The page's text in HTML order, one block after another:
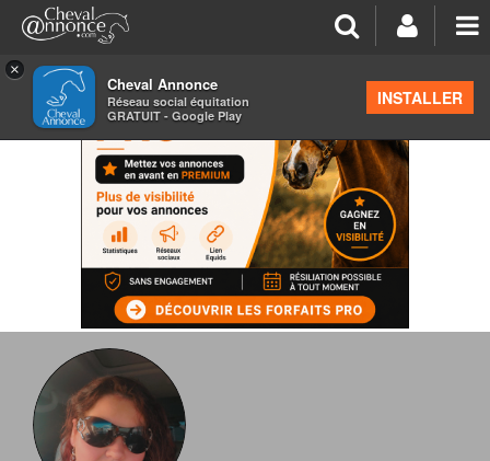
×
Cheval Annonce
Réseau social équitation
GRATUIT - Google Play
INSTALLER